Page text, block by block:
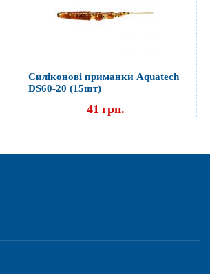
Силіконові приманки Aquatech
DS60-20 (15шт)
41 грн.